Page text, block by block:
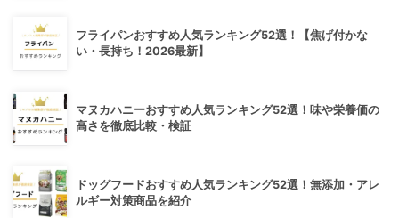
フライパンおすすめ人気ランキング52選！【焦げ付かな
い・長持ち！2026最新】
マヌカハニーおすすめ人気ランキング52選！味や栄養価の
高さを徹底比較・検証
ドッグフードおすすめ人気ランキング52選！無添加・アレ
ルギー対策商品を紹介